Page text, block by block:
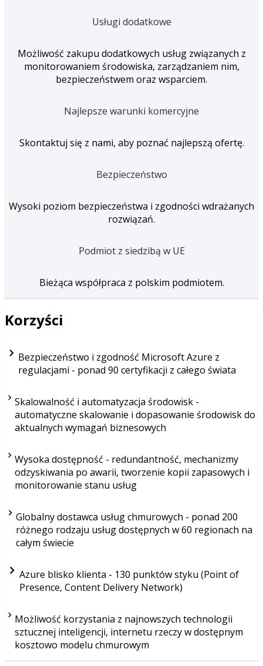
Usługi dodatkowe
Możliwość zakupu dodatkowych usług związanych z
monitorowaniem środowiska, zarządzaniem nim,
bezpieczeństwem oraz wsparciem.
Najlepsze warunki komercyjne
Skontaktuj się z nami, aby poznać najlepszą ofertę.
Bezpieczeństwo
Wysoki poziom bezpieczeństwa i zgodności wdrażanych
rozwiązań.
Podmiot z siedzibą w UE
Bieżąca współpraca z polskim podmiotem.
Korzyści
Bezpieczeństwo i zgodność Microsoft Azure z
regulacjami - ponad 90 certyfikacji z całego świata
Skalowalność i automatyzacja środowisk -
automatyczne skalowanie i dopasowanie środowisk do
aktualnych wymagań biznesowych
Wysoka dostępność - redundantność, mechanizmy
odzyskiwania po awarii, tworzenie kopii zapasowych i
monitorowanie stanu usług
Globalny dostawca usług chmurowych - ponad 200
różnego rodzaju usług dostępnych w 60 regionach na
całym świecie
Azure blisko klienta - 130 punktów styku (Point of
Presence, Content Delivery Network)
Możliwość korzystania z najnowszych technologii
sztucznej inteligencji, internetu rzeczy w dostępnym
kosztowo modelu chmurowym